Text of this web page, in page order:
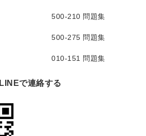
500-210 問題集
500-275 問題集
010-151 問題集
LINEで連絡する